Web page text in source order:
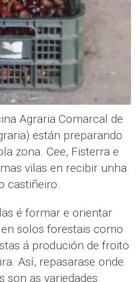
Agraria Comarcal de
están preparando
zona. Cee, Fisterra e
vilas en recibir unha
castiñeiro.
é formar e orientar
solos forestais como
á produción de froito
Así, repasarase onde
son as variedades